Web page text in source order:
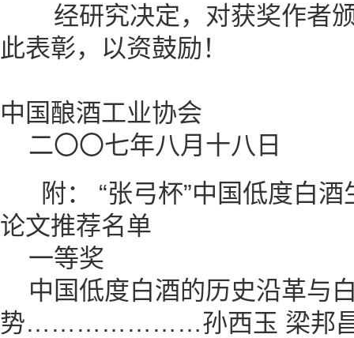
经研究决定，对获奖作者颁
此表彰，以资鼓励！
中国酿酒工业协会
二〇〇七年八月十八日
附： “张弓杯”中国低度白酒
论文推荐名单
一等奖
中国低度白酒的历史沿革与
势…………………孙西玉 梁邦